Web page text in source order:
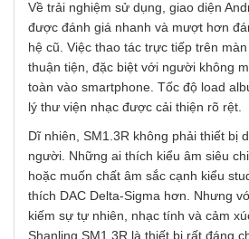
Về trải nghiệm sử dụng, giao diện
được đánh giá nhanh và mượt hơn
hệ cũ. Việc thao tác trực tiếp trên
thuận tiện, đặc biệt với người không
toàn vào smartphone. Tốc độ load
lý thư viện nhạc được cải thiện rõ rệt.
Dĩ nhiên, SM1.3R không phải thiết bị
người. Những ai thích kiểu âm siêu
hoặc muốn chất âm sắc cạnh kiểu
thích DAC Delta-Sigma hơn. Nhưng
kiếm sự tự nhiên, nhạc tính và cảm
Shanling SM1.3R là thiết bị rất đáng